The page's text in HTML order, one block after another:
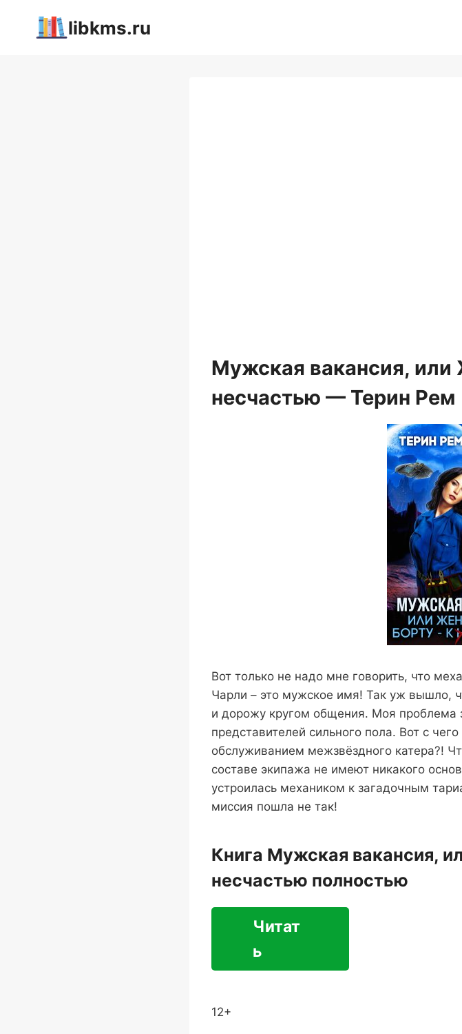
libkms.ru
Мужская вакансия, или
несчастью — Терин Рем
Вот только не надо мне говорить, что
Чарли – это мужское имя! Так уж вышло,
и дорожу кругом общения. Моя проблема
представителей сильного пола. Вот с
обслуживанием межзвёздного катера?!
составе экипажа не имеют никакого
устроилась механиком к загадочным
миссия пошла не так!
Книга Мужская вакансия,
несчастью полностью
Читат
ь
12+